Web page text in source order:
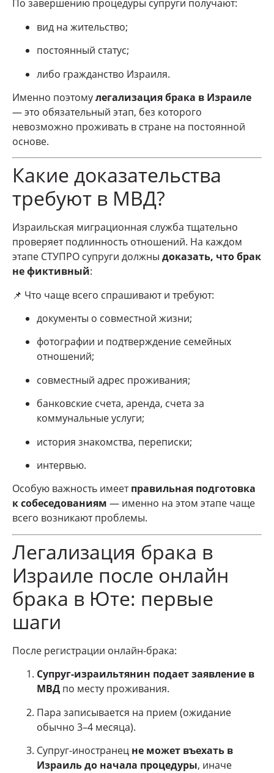
По завершению процедуры супруги получают:
вид на жительство;
постоянный статус;
либо гражданство Израиля.
Именно поэтомулегализация брака в Израиле
— это обязательный этап, без которого
невозможно проживать в стране на постоянной
основе.
Какие доказательства
требуют в МВД?
Израильская миграционная служба тщательно
проверяет подлинность отношений. На каждом
этапе СТУПРО супруги должны доказать, что брак
не фиктивный:
📌 Что чаще всего спрашивают и требуют:
документы о совместной жизни;
фотографии и подтверждение семейных
отношений;
совместный адрес проживания;
банковские счета, аренда, счета за
коммунальные услуги;
история знакомства, переписки;
интервью.
Особую важность имеетправильная подготовка
к собеседованиям — именно на этом этапе чаще
всего возникают проблемы.
Легализация брака в
Израиле после онлайн
брака в Юте: первые
шаги
После регистрации онлайн-брака:
Супруг-израильтянин подает заявление в
МВД по месту проживания.
Пара записывается на прием (ожидание
обычно 3–4 месяца).
Супруг-иностранец не может въехать в
Израиль до начала процедуры, иначе